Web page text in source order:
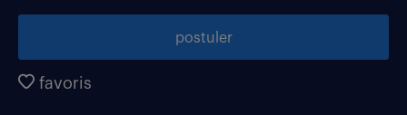
postuler
favoris